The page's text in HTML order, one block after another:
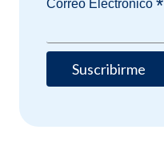
Correo Electrónico*